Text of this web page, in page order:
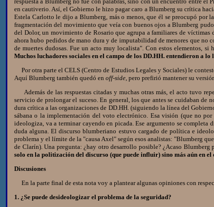
en cautiverio. Así, el Gobierno le hizo pagar caro a Blumberg su crítica
Estela Carlotto le dijo a Blumberg, más o menos, que él se preocupó por
fragmentación del movimiento que veía con buenos ojos a Blumberg
del Dolor, un movimiento de Rosario que agrupa a familiares de
ahora hubo pedidos de mano dura y de imputabilidad de menores que
de muertes dudosas. Fue un acto muy localista". Con estos elementos,
Muchos luchadores sociales en el campo de los DD.HH. entendieron a lo
Por otra parte el CELS (Centro de Estudios Legales y Sociales) le
Aquí Blumberg también quedó en off-side, pero prefirió mantener su
Además de las respuestas citadas y muchas otras más, el acto tuvo
servicio de prolongar el suceso. En general, los que antes se cuidaban de
dura crítica a las organizaciones de DD.HH. (siguiendo la línea del
sábana o la implementación del voto electrónico. Esa visión (que no
ideologiza, va a terminar cayendo en picada. Ese argumento se
duda alguna. El discurso blumberiano estuvo cargado de política e
problema y el límite de la "causa Axel" según esos analistas: "Blumberg
de Clarín). Una pregunta: ¿hay otro desarrollo posible? ¿Acaso Blumberg
solo en la politización del discurso (que puede influir) sino más aún en
Discusiones
En la parte final de esta nota voy a plantear algunas opiniones con
1. ¿Se puede desideologizar el problema de la seguridad?